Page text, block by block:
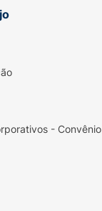
Artificial:
Lactose:
- Convênio